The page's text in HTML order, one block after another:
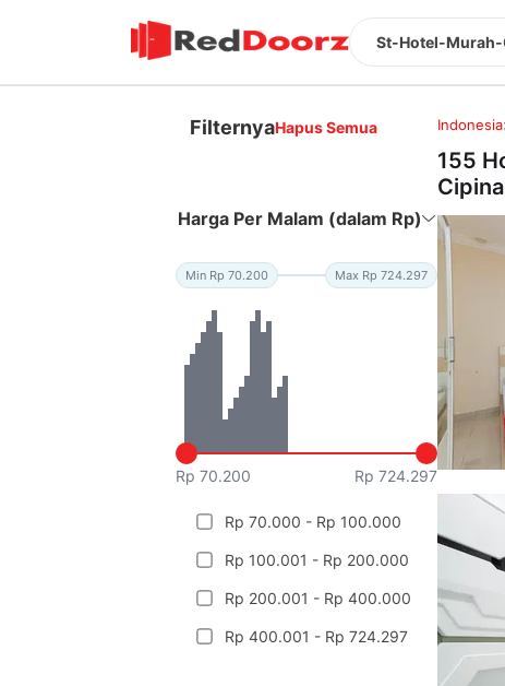
St-Hotel-Murah-
FilternyaHapus Semua
Harga Per Malam (dalam Rp)
Min Rp 70.200 Max Rp 724.297
Rp 70.200 Rp 724.297
Rp 70.000 - Rp 100.000
Rp 100.001 - Rp 200.000
Rp 200.001 - Rp 400.000
Rp 400.001 - Rp 724.297
Indonesia
155